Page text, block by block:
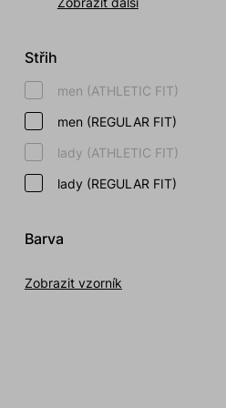
Střih
men (ATHLETIC FIT)
men (REGULAR FIT)
lady (ATHLETIC FIT)
lady (REGULAR FIT)
Barva
Zobrazit vzorník